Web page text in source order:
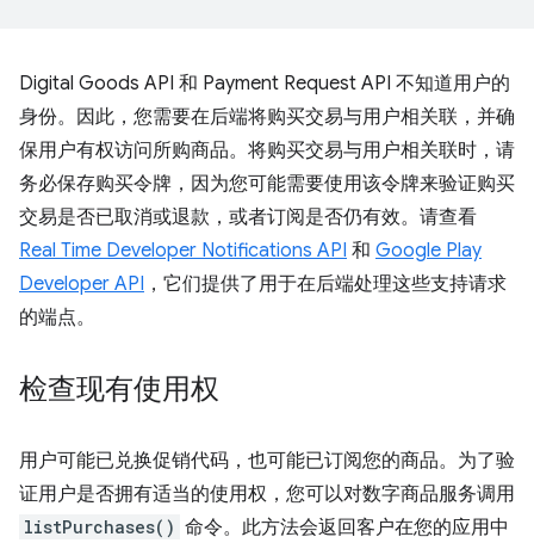
Digital Goods API 和 Payment Request API 不知道用户的
身份。因此，您需要在后端将购买交易与用户相关联，并确
保用户有权访问所购商品。将购买交易与用户相关联时，请
务必保存购买令牌，因为您可能需要使用该令牌来验证购买
交易是否已取消或退款，或者订阅是否仍有效。请查看
Real Time Developer Notifications API 和 Google Play
Developer API ，它们提供了用于在后端处理这些支持请求
的端点。
检查现有使用权
用户可能已兑换促销代码，也可能已订阅您的商品。为了验
证用户是否拥有适当的使用权，您可以对数字商品服务调用
listPurchases() 命令。此方法会返回客户在您的应用中